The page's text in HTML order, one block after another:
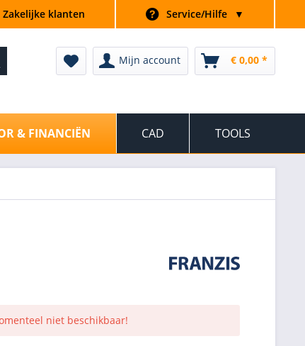
Zakelijke klanten Service/Hilfe ▼
Mijn account € 0,00 *
& FINANCIËN CAD TOOLS
niet beschikbaar!